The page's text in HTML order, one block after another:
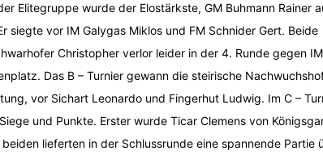
Elitegruppe wurde der Elostärkste, GM Buhmann Rainer
siegte vor IM Galygas Miklos und FM Schnider Gert. Beide
Christopher verlor leider in der 4. Runde gegen
Das B – Turnier gewann die steirische
vor Sichart Leonardo und Fingerhut Ludwig. Im C –
und Punkte. Erster wurde Ticar Clemens von
lieferten in der Schlussrunde eine spannende Partie